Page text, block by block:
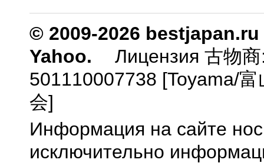
© 2009-2026
Yahoo.
Лицензия 古物
501110007738 [Toyama/
会]
Информация на сайте
исключительно